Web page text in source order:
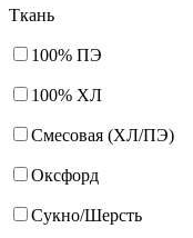
Ткань
100% ПЭ
100% ХЛ
Смесовая (ХЛ/ПЭ)
Оксфорд
Сукно/Шерсть